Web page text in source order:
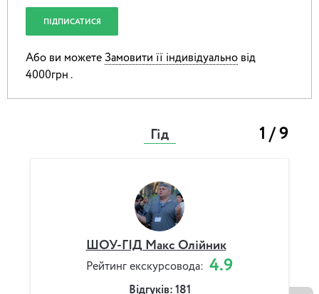
Формат чудово працює для святкування дня народження,
шкільних заходів або просто веселої прогулянки з
друзями.
Або ви можете Замовити її індивідуально від
4000грн .
Гід
ШОУ-ГІД Макс Олійник
Рейтинг екскурсовода: 4.9
Відгуків: 181
1 / 9